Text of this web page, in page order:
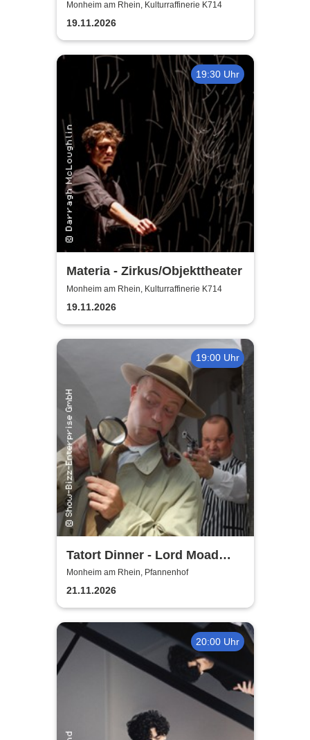
Quintet
Monheim am Rhein, Kulturraffinerie K714
19.11.2026
19:30 Uhr
Materia - Zirkus/Objekttheater
Monheim am Rhein, Kulturraffinerie K714
19.11.2026
19:00 Uhr
Tatort Dinner - Lord Moad
lässt bitten!
Monheim am Rhein, Pfannenhof
21.11.2026
20:00 Uhr